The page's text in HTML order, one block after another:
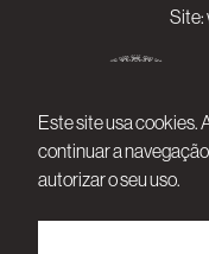
Este site usa cookies.
continuar a
autorizar o seu uso.
Site: